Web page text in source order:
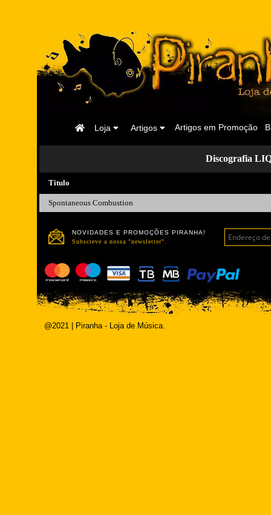
Artigos em Promoção
Artigos
Loja
Página
Discografia
Titulo
Spontaneous Combustion
NOVIDADES E PROMOÇÕES PIRANHA!
Subscreve a nossa "newsletter".
@2021 | Piranha - Loja de Música.